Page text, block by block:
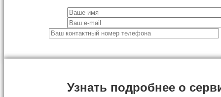
Узнать подробнее о